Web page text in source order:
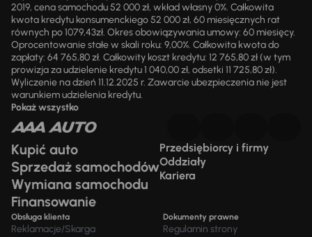
2019, cena samochodu 52 000 zł, wkład własny 0%. Całkowita
kwota kredytu konsumenckiego 52 000 zł, 60 miesięcznych rat
równych po 1079,43zł. Okres obowiązywania umowy: 60 miesięcy.
Oprocentowanie stałe w skali roku: 9,00%. Całkowita kwota do
zapłaty: 64 765,80 zł. Całkowity koszt kredytu: 12 765,80 zł (w tym
prowizja za udzielenie kredytu 1 040,00 zł, odsetki 11 725,80 zł).
Wyliczenie na dzień 11.12.2025 r. Zawarcie ubezpieczenia nie jest
warunkiem udzielenia kredytu.
Pokaż wszystko
Kupić auto
Sprzedaż samochodów
Wymiana samochodu
Finansowanie
Przedsiębiorcy i firmy
Oddziały
Kariera
Obsługa klienta
Reklamacje/Skarga
Dokumenty prawne
Regulamin strony